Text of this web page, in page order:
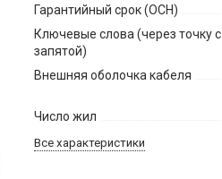
Гарантийный срок (ОСН)
Ключевые слова (через точку с
запятой)
Внешняя оболочка кабеля
Число жил
Все характеристики